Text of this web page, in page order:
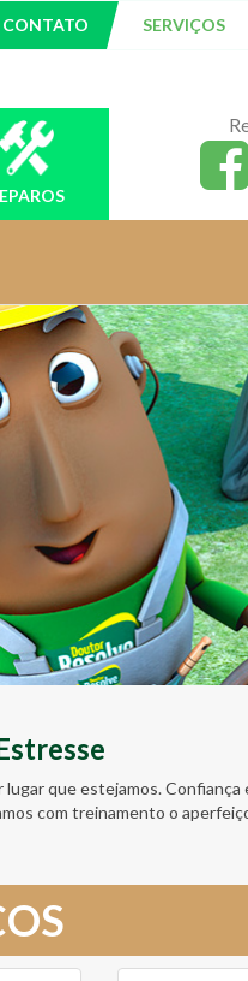
CONTATO SERVIÇOS
que estejamos. Confiança
com treinamento o